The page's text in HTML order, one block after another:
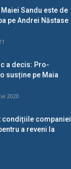
Sandu este de
pe Andrei Năstase
a decis: Pro-
susține pe Maia
2020
condițiile companiei
a reveni la